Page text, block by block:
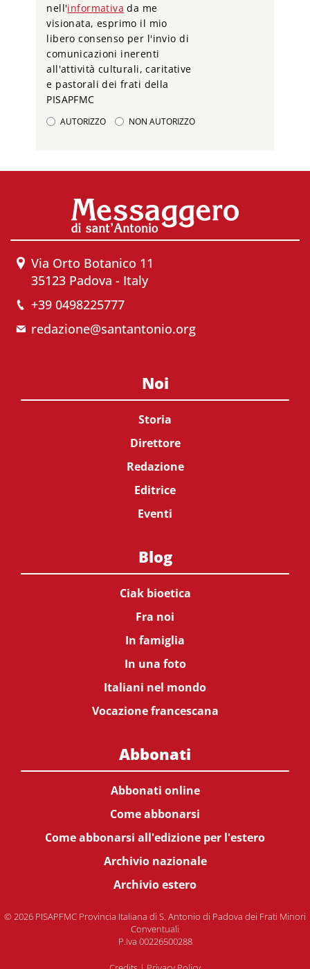
nell'informativa da me
visionata, esprimo il mio
libero consenso per l'invio di
comunicazioni inerenti
all'attività culturali, caritative
e pastorali dei frati della
PISAPFMC
AUTORIZZO NON AUTORIZZO
Via Orto Botanico 11
35123 Padova - Italy
+39 0498225777
redazione@santantonio.org
Noi
Storia
Direttore
Redazione
Editrice
Eventi
Blog
Ciak bioetica
Fra noi
In famiglia
In una foto
Italiani nel mondo
Vocazione francescana
Abbonati
Abbonati online
Come abbonarsi
Come abbonarsi all'edizione per l'estero
Archivio nazionale
Archivio estero
© 2026 PISAPFMC Provincia Italiana di S. Antonio di Padova dei Frati Minori
Conventuali
P.Iva 00226500288